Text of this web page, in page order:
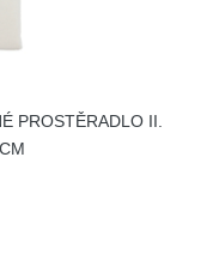
PROSTĚRADLO II.